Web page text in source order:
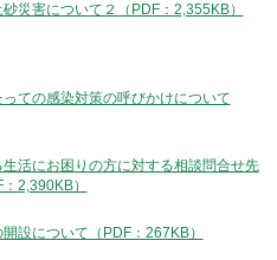
災害について２（PDF：2,355KB）
ての感染対策の呼びかけについて
活にお困りの方に対する相談問合せ先
2,390KB）
設について（PDF：267KB）